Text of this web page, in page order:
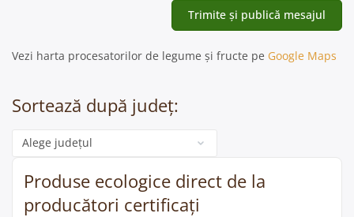
Vezi harta procesatorilor de legume și fructe pe Google Maps
Sortează după județ:
Categorie
Produse ecologice direct de la
producători certificați